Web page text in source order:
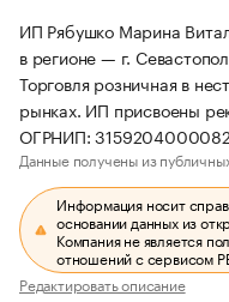
ИП Рябушко Марина
в регионе — г.
Торговля розничная в
рынках. ИП присвоены
ОГРНИП:
Данные получены из
Информация носит
основании данных из
Компания не является
отношений с сервисом
Редактировать описание